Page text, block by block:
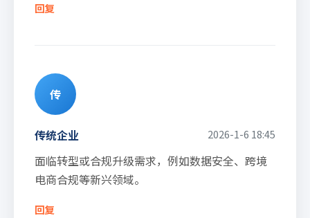
回复
传
传统企业 2026-1-6 18:45
面临转型或合规升级需求，例如数据安全、跨境
电商合规等新兴领域。
回复